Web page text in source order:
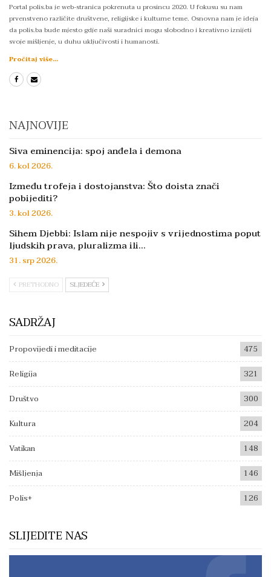
Portal polis.ba je web-stranica pokrenuta u prosincu 2020. U fokusu su nam
prvenstveno različite društvene, religijske i kulturne teme. Osnovna nam je ideja
da polis.ba bude mjesto gdje naši suradnici mogu slobodno i kreativno iznijeti
svoje mišljenje, u duhu uključivosti i humanosti.
Pročitaj više...
NAJNOVIJE
Siva eminencija: spoj anđela i demona
6. kol 2026.
Između trofeja i dostojanstva: Što doista znači
pobijediti?
3. kol 2026.
Sihem Djebbi: Islam nije nespojiv s vrijednostima poput
ljudskih prava, pluralizma ili…
31. srp 2026.
PRETHODNO SLJEDEĆE
SADRŽAJ
Propovijedi i meditacije
475
Religija
321
Društvo
300
Kultura
204
Vatikan
148
Mišljenja
146
Polis+
126
SLIJEDITE NAS